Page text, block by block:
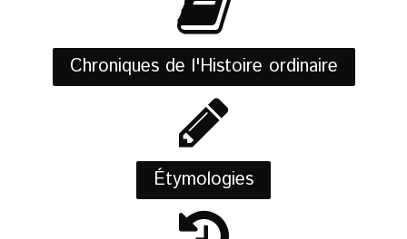
Chroniques de l'Histoire ordinaire
Étymologies